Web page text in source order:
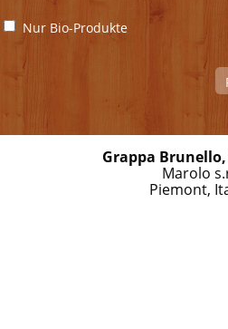
Nur Bio-Produkte
Grappa
Marolo
Piemont,